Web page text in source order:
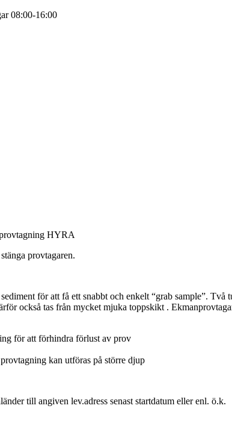
08:00-16:00
HYRA
provtagaren.
för att få ett snabbt och enkelt “grab sample”.
också tas från mycket mjuka toppskikt .
för att förhindra förlust av prov
kan utföras på större djup
till angiven lev.adress senast startdatum eller enl. ö.k.